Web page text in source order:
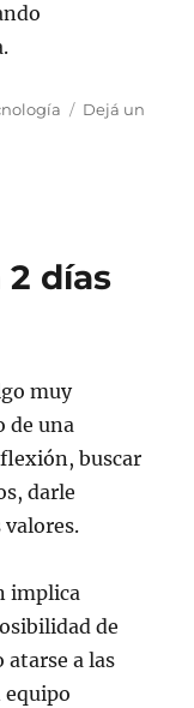
Dejá un
días
muy
de una
buscar
darle
implica
de
a las
equipo